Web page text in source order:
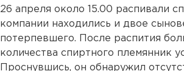
26 апреля около 15.00 распивали
компании находились и двое
потерпевшего. После распития
количества спиртного племянник
Проснувшись, он обнаружил